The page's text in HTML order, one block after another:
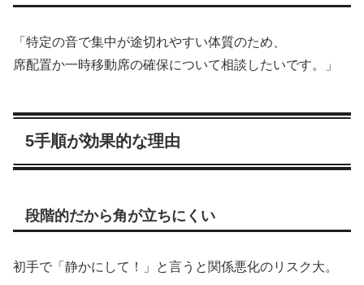
「特定の音で集中が途切れやすい体質のため、
席配置か一時移動席の確保について相談したいです。」
5手順が効果的な理由
段階的だから角が立ちにくい
初手で「静かにして！」と言うと関係悪化のリスク大。